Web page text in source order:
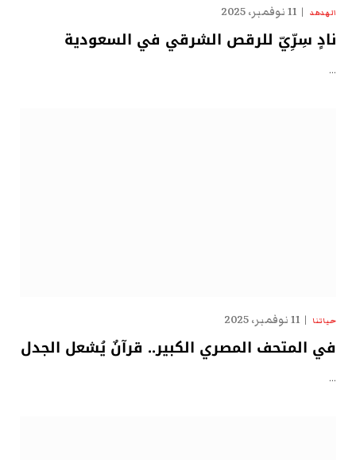
الهدهد 11 نوفمبر، 2025
نادٍ سِرِّيّ للرقص الشرقي في السعودية
…
حياتنا 11 نوفمبر، 2025
في المتحف المصري الكبير.. قرآنٌ يُشعل الجدل
…